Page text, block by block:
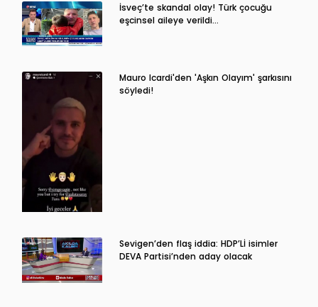
İsveç’te skandal olay! Türk çocuğu
eşcinsel aileye verildi…
Mauro Icardi'den 'Aşkın Olayım' şarkısını
söyledi!
Sevigen’den flaş iddia: HDP’Lİ isimler
DEVA Partisi’nden aday olacak